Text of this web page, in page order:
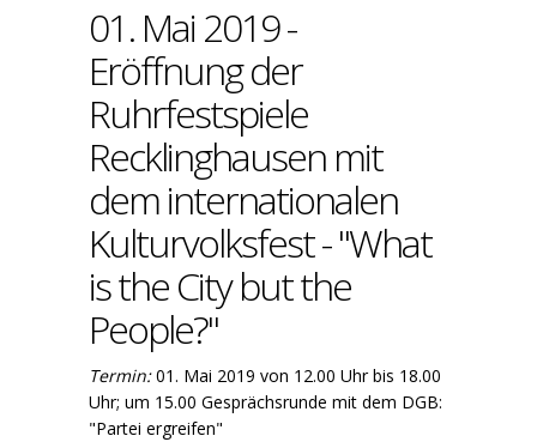
01. Mai 2019 -
Eröffnung der
Ruhrfestspiele
Recklinghausen mit
dem internationalen
Kulturvolksfest - "What
is the City but the
People?"
Termin:01. Mai 2019 von 12.00 Uhr bis 18.00
Uhr; um 15.00 Gesprächsrunde mit dem DGB:
"Partei ergreifen"